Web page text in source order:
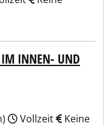
INNEN- UND
Vollzeit
Keine